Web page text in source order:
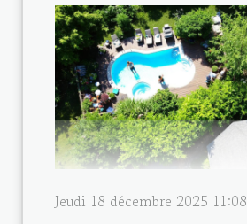
Jeudi 18 décembre 2025 11:08